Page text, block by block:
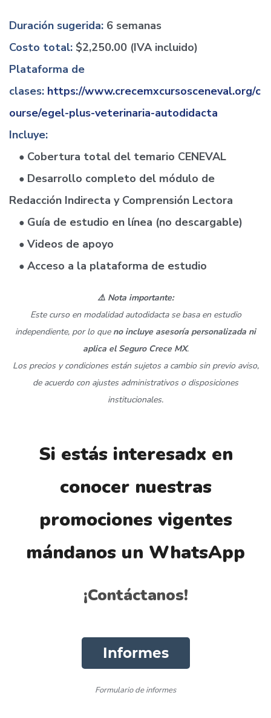
Duración sugerida: 6 semanas
Costo total: $2,250.00 (IVA incluido)
Plataforma de
clases: https://www.crecemxcursosceneval.org/c
ourse/egel-plus-veterinaria-autodidacta
Incluye:
● Cobertura total del temario CENEVAL
● Desarrollo completo del módulo de
Redacción Indirecta y Comprensión Lectora
● Guía de estudio en línea (no descargable)
● Videos de apoyo
● Acceso a la plataforma de estudio
⚠️ Nota importante:
Este curso en modalidad autodidacta se basa en estudio
independiente, por lo que no incluye asesoría personalizada ni
aplica el Seguro Crece MX.
Los precios y condiciones están sujetos a cambio sin previo aviso,
de acuerdo con ajustes administrativos o disposiciones
institucionales.
Si estás interesadx en
conocer nuestras
promociones vigentes
mándanos un WhatsApp
​¡Contáctanos!
Informes
Formulario de informes